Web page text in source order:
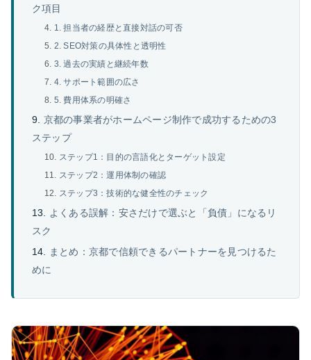
ク項目
1. 担当者の経歴と直接対話の可否
2. SEO対策の具体性と透明性
3. 過去の実績と継続年数
4. サポート範囲の広さ
5. 費用体系の明確さ
京都の事業者がホームページ制作で成功するための3
ステップ
ステップ1：目的の言語化とターゲット設定
ステップ2：運用体制の確認
ステップ3：技術的な健全性のチェック
よくある誤解：安さだけで選ぶと「負債」になるリ
スク
まとめ：京都で信頼できるパートナーを見つけるた
めに